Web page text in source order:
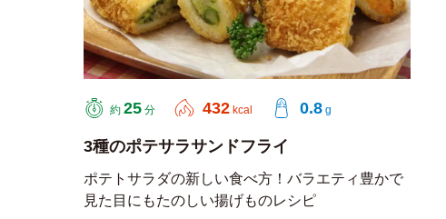
約 25 分 432 kcal 0.8 g
3種のポテサラサンドフライ
ポテトサラダの新しい食べ方！バラエティ豊かで
見た目にもたのしい揚げものレシピ